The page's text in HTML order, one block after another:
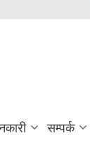
सम्पर्क